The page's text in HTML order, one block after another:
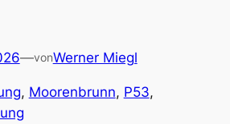
—vonWerner Miegl
, Moorenbrunn, P53